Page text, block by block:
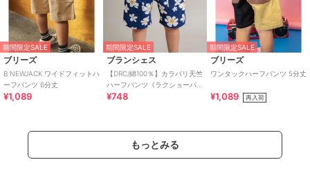
期間限定SALE
ブリーズ
B NEWJACK ワイドフィットハ
ーフパンツ 6分丈
¥1,089
期間限定SALE
ブランシェス
【DRC/綿100％】カラバリ天竺
ハーフパンツ《ラクショーパ
ンツ》WEB限定カラーあり
¥748
期間限定SALE
ブリーズ
ワンタックハーフパンツ 5分丈
¥1,089 再入荷
もっとみる